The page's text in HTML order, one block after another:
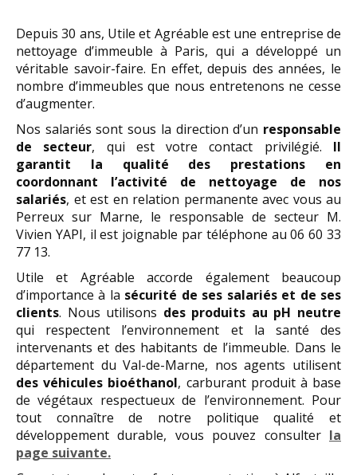
Depuis 30 ans, Utile et Agréable est une entreprise de
nettoyage d’immeuble à Paris, qui a développé un
véritable savoir-faire. En effet, depuis des années, le
nombre d’immeubles que nous entretenons ne cesse
d’augmenter.
Nos salariés sont sous la direction d’un responsable
de secteur, qui est votre contact privilégié. Il
garantit la qualité des prestations en
coordonnant l’activité de nettoyage de nos
salariés, et est en relation permanente avec vous au
Perreux sur Marne, le responsable de secteur M.
Vivien YAPI, il est joignable par téléphone au 06 60 33
77 13.
Utile et Agréable accorde également beaucoup
d’importance à la sécurité de ses salariés et de ses
clients. Nous utilisons des produits au pH neutre
qui respectent l’environnement et la santé des
intervenants et des habitants de l’immeuble. Dans le
département du Val-de-Marne, nos agents utilisent
des véhicules bioéthanol, carburant produit à base
de végétaux respectueux de l’environnement. Pour
tout connaître de notre politique qualité et
développement durable, vous pouvez consulter la
page suivante.